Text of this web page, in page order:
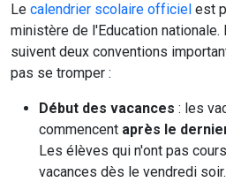
Le calendrier scolaire officiel est
ministère de l'Education
suivent deux conventions
pas se tromper :
Début des vacances : les
commencent après le
Les élèves qui n'ont pas
vacances dès le vendredi